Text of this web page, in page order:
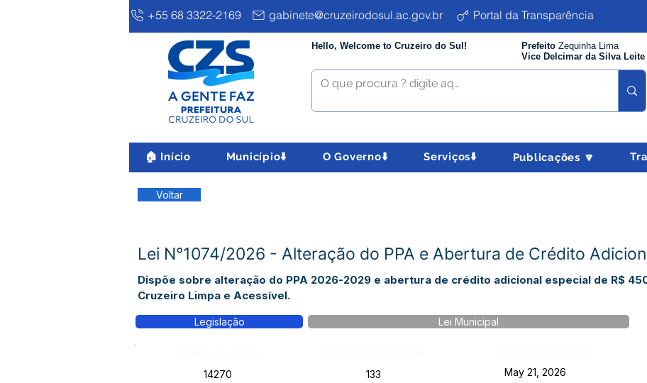
+55 68 3322-2169 gabinete@cruzeirodosul.ac.gov.br Portal da Transparência
Hello, Welcome to Cruzeiro do Sul! Prefeito Zequinha Lima
Vice Delcimar da Silva Leite
🏠 Início Município⬇️ O Governo⬇️ Serviços⬇️ Publicações 🔽
Voltar
Lei N°1074/2026 - Alteração do PPA e Abertura de Crédito
Dispõe sobre alteração do PPA 2026-2029 e abertura de crédito adicional especial de R$
Cruzeiro Limpa e Acessível.
Legislação Lei Municipal
14270
133 May 21, 2026